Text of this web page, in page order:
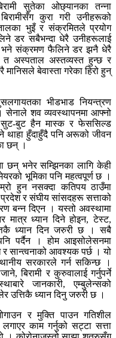
सुतेका ओछ्यानका तन्ना
कुरा गरी उनीहरूको
भुइँ र संक्रमितले प्रयोग
डर सबैभन्दा धेरै उनीहरूलाई
भने संक्रमण फैलिने डर झनै धेरै
अस्पताल अस्तव्यस्त हुन्छ र
बेवास्ता गरेका हिरो हुन्
भीडभाड नियन्त्रण
सेनाले शव व्यवस्थापनमा आफ्नो
सुट-बुट हैन मास्क र फेससिल्ड
हुँदाहुँदै पनि अरूको जीवन
छन् ।
छन् भनेर सम्झिनका लागि केही
भूमिका पनि महत्वपूर्ण छ ।
हुन नसक्दा कतिपय ठाउँमा
र संघीय सांसदहरू सत्ताको
बन्न दिएन । यस्तो अवस्थामा
मात्र ध्यान दिने होइन, टेस्ट,
ध्यान दिन जरुरी छ । सबै
पर्दैन । होम आइसोलेसनमा
सान्त्वनाको आवश्यक पर्छ । यो
सरकारले गर्न सकिन्छ ।
बिरामी र कुरुवालाई गर्नुपर्ने
जानकारी, एम्बुलेन्सको
उत्तिकै ध्यान दिनु जरुरी छ ।
र मुक्ति पाउन गतिशील
काम गर्नुको सट्टा सत्ता